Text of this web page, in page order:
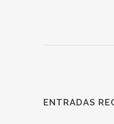
ENTRADAS